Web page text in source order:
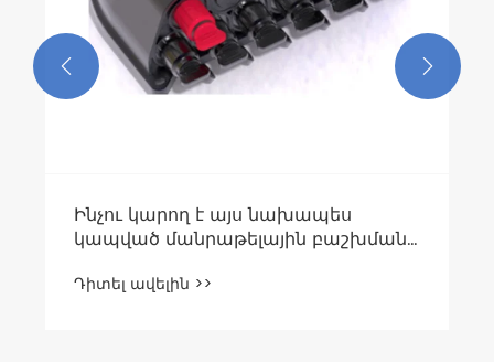
Ինչու կարող է այս նախապես
կապված մանրաթելային բաշխման
FTTX ցանցը տեղակայելու ձեւը:
Դիտել ավելին >>
 